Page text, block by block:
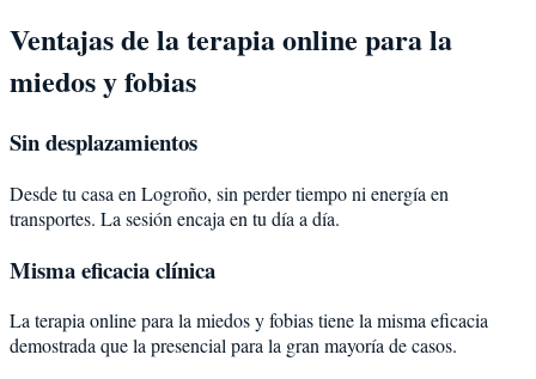
Ventajas de la terapia online para la
miedos y fobias
Sin desplazamientos
Desde tu casa en Logroño, sin perder tiempo ni energía en
transportes. La sesión encaja en tu día a día.
Misma eficacia clínica
La terapia online para la miedos y fobias tiene la misma eficacia
demostrada que la presencial para la gran mayoría de casos.